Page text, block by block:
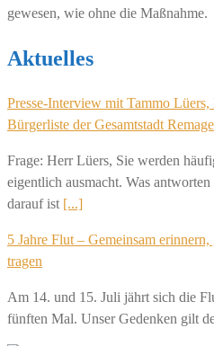
gewesen, wie ohne die Maßnahme.
Aktuelles
Presse-Interview mit Tammo
Bürgerliste der Gesamtstadt
Frage: Herr Lüers, Sie werden
eigentlich ausmacht. Was
darauf ist [...]
5 Jahre Flut – Gemeinsam
tragen
Am 14. und 15. Juli jährt sich die
fünften Mal. Unser Gedenken gilt